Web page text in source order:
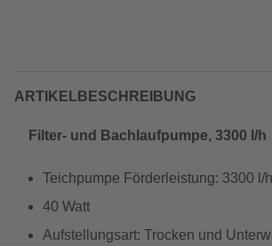
ARTIKELBESCHREIBUNG
Filter- und Bachlaufpumpe, 3300 l/h
Teichpumpe Förderleistung: 3300 l/h
40 Watt
Aufstellungsart: Trocken und